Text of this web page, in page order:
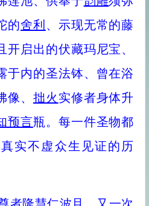
的舍利 、示现无常的藤
启出的伏藏玛尼宝、
于内的圣法钵、曾在浴
、 拙火 实修者身体升
预言瓶。每一件圣物都
实不虚众生见证的历